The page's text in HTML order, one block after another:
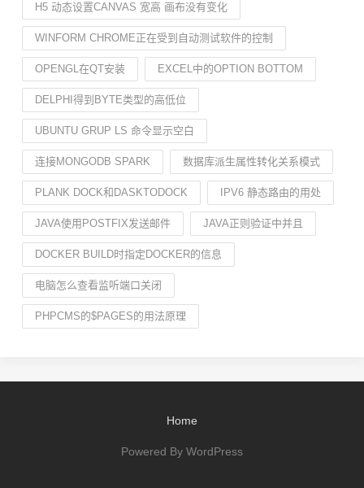
H5 动态设置CANVAS 宽高 画布没有变化
WINFORM CHROME正在受到自动测试软件的控制
OPENGL在QT安装 EXCEL中的OPTION BOTTOM
DELPHI得到BYTE类型的高低位
UBUNTU GRUP LS 命令显示空白
连接MONGODB SPARK 数据库派生属性转化关系模式
PLANK DOCK和DASKTODOCK IPV6 静态路由的用处
JAVA使用POSTFIX发送邮件 JAVA正则验证中并且
DOCKER BUILD时指定DOCKER的信息
电脑怎么查看监听端口关闭
PHPCMS的$PAGES的用法原理
Home
Powered By WordPress